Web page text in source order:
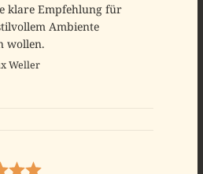
klare Empfehlung für
Ambiente
wollen.
Weller